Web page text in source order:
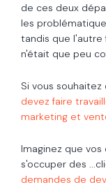
de ces deux
les
tandis que l'autre
n'était que peu
Si vous
devez faire
marketing et
Imaginez que
s'occuper des
demandes de